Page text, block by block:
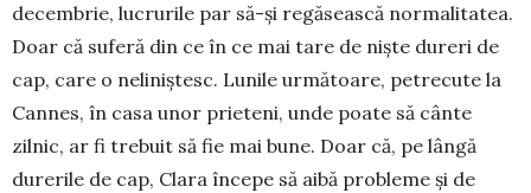
decem­brie, lucrurile par să-și regăsească normalitatea.
Doar că suferă din ce în ce mai tare de niște dureri de
cap, care o neliniștesc. Lunile următoare, pe­trecute la
Cannes, în casa unor prieteni, unde poate să cânte
zilnic, ar fi trebuit să fie mai bune. Doar că, pe lângă
durerile de cap, Clara începe să aibă pro­bleme și de